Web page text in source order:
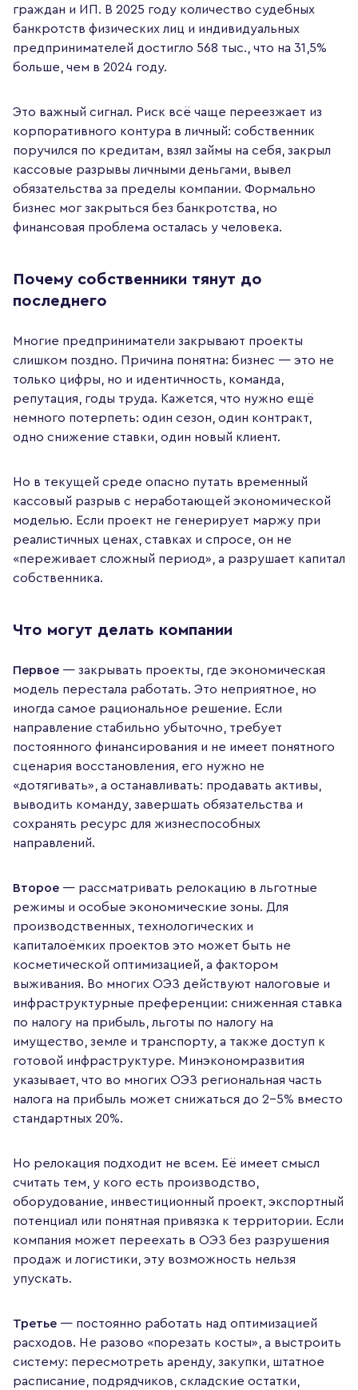
граждан и ИП. В 2025 году количество судебных
банкротств физических лиц и индивидуальных
предпринимателей достигло 568 тыс., что на 31,5%
больше, чем в 2024 году.
Это важный сигнал. Риск всё чаще переезжает из
корпоративного контура в личный: собственник
поручился по кредитам, взял займы на себя, закрыл
кассовые разрывы личными деньгами, вывел
обязательства за пределы компании. Формально
бизнес мог закрыться без банкротства, но
финансовая проблема осталась у человека.
Почему собственники тянут до
последнего
Многие предприниматели закрывают проекты
слишком поздно. Причина понятна: бизнес — это не
только цифры, но и идентичность, команда,
репутация, годы труда. Кажется, что нужно ещё
немного потерпеть: один сезон, один контракт,
одно снижение ставки, один новый клиент.
Но в текущей среде опасно путать временный
кассовый разрыв с неработающей экономической
моделью. Если проект не генерирует маржу при
реалистичных ценах, ставках и спросе, он не
«переживает сложный период», а разрушает капитал
собственника.
Что могут делать компании
Первое — закрывать проекты, где экономическая
модель перестала работать. Это неприятное, но
иногда самое рациональное решение. Если
направление стабильно убыточно, требует
постоянного финансирования и не имеет понятного
сценария восстановления, его нужно не
«дотягивать», а останавливать: продавать активы,
выводить команду, завершать обязательства и
сохранять ресурс для жизнеспособных
направлений.
Второе — рассматривать релокацию в льготные
режимы и особые экономические зоны. Для
производственных, технологических и
капиталоёмких проектов это может быть не
косметической оптимизацией, а фактором
выживания. Во многих ОЭЗ действуют налоговые и
инфраструктурные преференции: сниженная ставка
по налогу на прибыль, льготы по налогу на
имущество, земле и транспорту, а также доступ к
готовой инфраструктуре. Минэкономразвития
указывает, что во многих ОЭЗ региональная часть
налога на прибыль может снижаться до 2–5% вместо
стандартных 20%.
Но релокация подходит не всем. Её имеет смысл
считать тем, у кого есть производство,
оборудование, инвестиционный проект, экспортный
потенциал или понятная привязка к территории. Если
компания может переехать в ОЭЗ без разрушения
продаж и логистики, эту возможность нельзя
упускать.
Третье — постоянно работать над оптимизацией
расходов. Не разово «порезать косты», а выстроить
систему: пересмотреть аренду, закупки, штатное
расписание, подрядчиков, складские остатки,